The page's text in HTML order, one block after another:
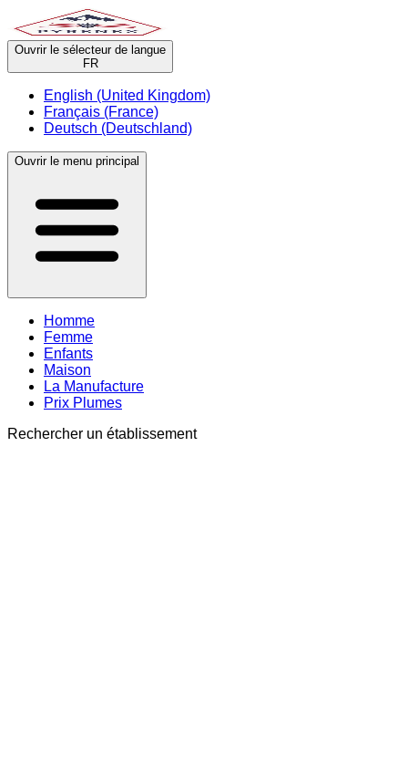
Ouvrir le sélecteur de langue
FR
English (United Kingdom)
Français (France)
Deutsch (Deutschland)
Ouvrir le menu principal
Homme
Femme
Enfants
Maison
La Manufacture
Prix Plumes
Rechercher un établissement